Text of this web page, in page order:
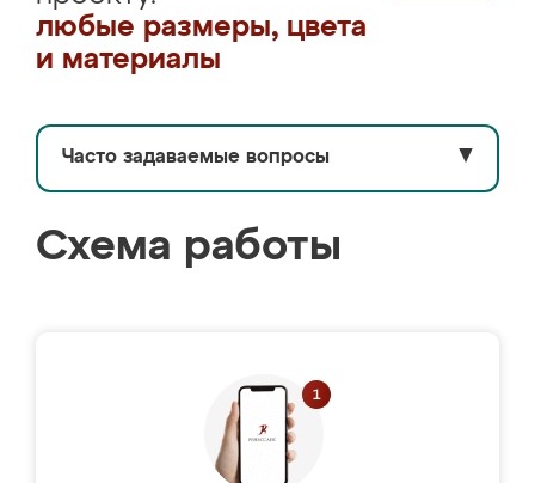
любые размеры, цвета
и материалы
Часто задаваемые вопросы ▼
Схема работы